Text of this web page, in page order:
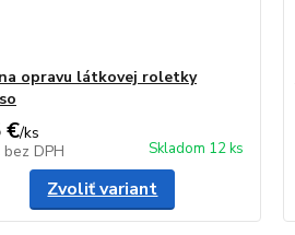
opravu látkovej roletky
€/ks
bez DPH Skladom 12 ks
Zvoliť variant